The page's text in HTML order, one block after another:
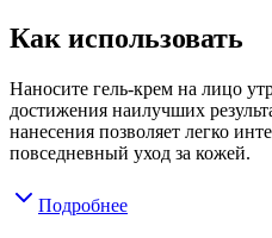
Как использовать
Наносите гель-крем на лицо
достижения наилучших
нанесения позволяет легко
повседневный уход за кожей.
Подробнее